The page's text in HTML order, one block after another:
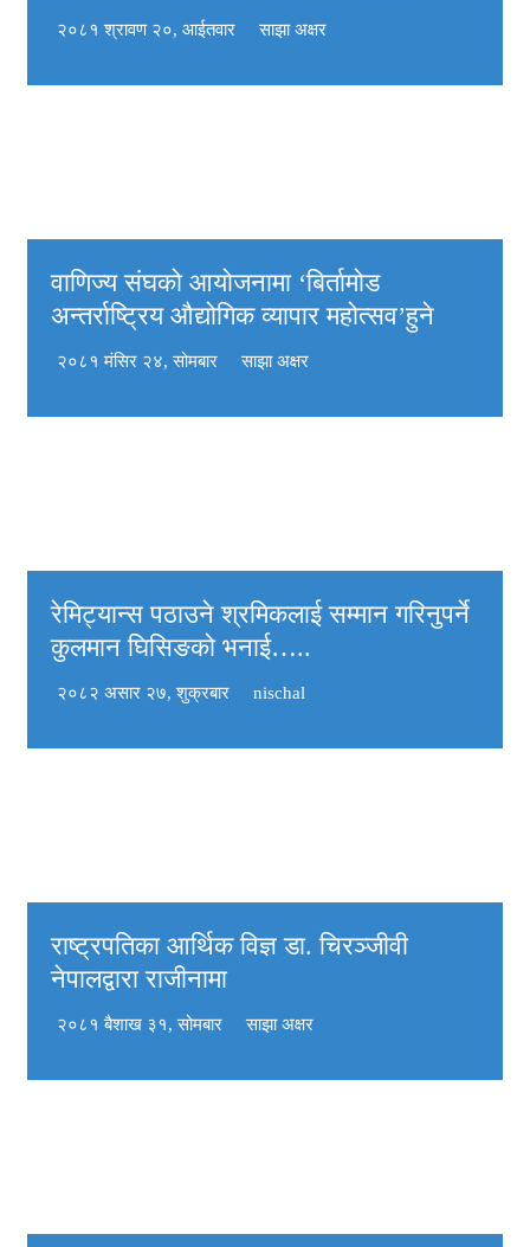
२०८१ श्रावण २०, आईतवार साझा अक्षर
वाणिज्य संघको आयोजनामा ‘बिर्तामोड
अन्तर्राष्ट्रिय औद्योगिक व्यापार महोत्सव’हुने
२०८१ मंसिर २४, सोमबार साझा अक्षर
रेमिट्यान्स पठाउने श्रमिकलाई सम्मान गरिनुपर्ने
कुलमान घिसिङको भनाई…..
२०८२ असार २७, शुक्रबार nischal
राष्ट्रपतिका आर्थिक विज्ञ डा. चिरञ्जीवी
नेपालद्वारा राजीनामा
२०८१ बैशाख ३१, सोमबार साझा अक्षर